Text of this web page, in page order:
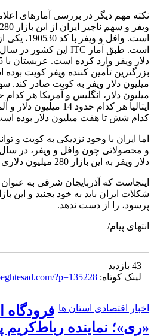
نکته مهم دیگر در بررسی آمارهای
است. وافل و
ایتالیا هر کدام حدود 14
کدام شش تا هفت میلیون دلار بوده
اما ایران با وجود نزدیکی به کویت و
دلار ویفر به این بازار 280 میلیون دلاری صادر کرده است.
اینجاست که آذربایجان شرقی به
شکلات ایران باید به خود بجنبد و این
پرسود، را از دست ندهد.
انتهای پیام/
43 بازدید
لینک کوتاه: ?p=135228
اخبار اقتصادی استان ها فرودگاه
«ری»؛ نماینده